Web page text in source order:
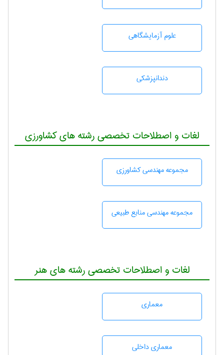
علوم آزمايشگاهی
دندانپزشكی
لغات و اصطلاحات تخصصی رشته های کشاورزی
مجموعه مهندسی كشاورزی
مجموعه مهندسی منابع طبيعی
لغات و اصطلاحات تخصصی رشته های هنر
معماری
معماری داخلی